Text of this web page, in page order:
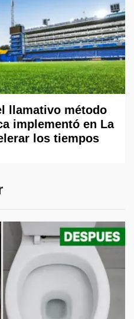
llamativo método
implementó en La
los tiempos